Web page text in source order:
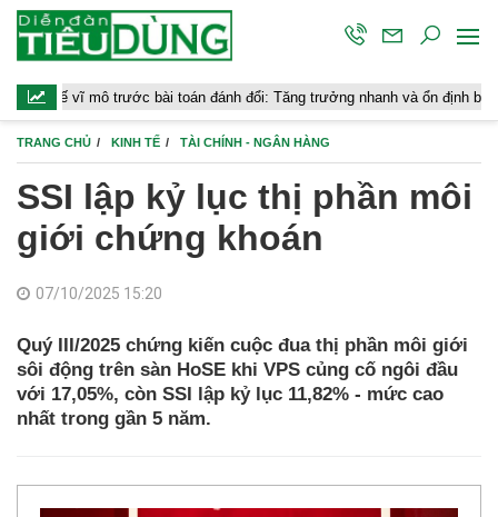
trước bài toán đánh đổi: Tăng trưởng nhanh và ổn định bền vững
TRANG CHỦ KINH TẾ TÀI CHÍNH - NGÂN HÀNG
SSI lập kỷ lục thị phần môi
giới chứng khoán
07/10/2025 15:20
Quý III/2025 chứng kiến cuộc đua thị phần môi giới
sôi động trên sàn HoSE khi VPS củng cố ngôi đầu
với 17,05%, còn SSI lập kỷ lục 11,82% - mức cao
nhất trong gần 5 năm.